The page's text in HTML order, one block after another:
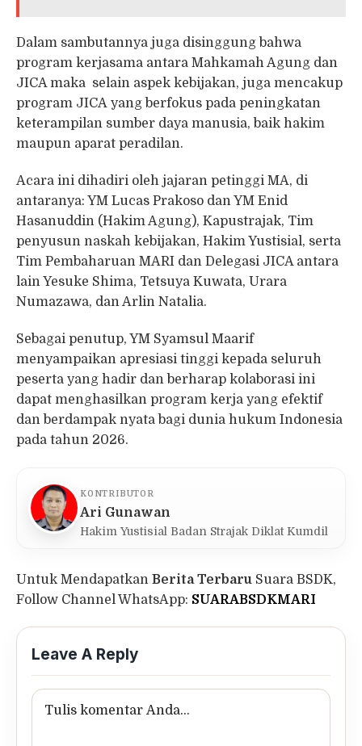
Dalam sambutannya juga disinggung bahwa
program kerjasama antara Mahkamah Agung dan
JICA maka selain aspek kebijakan, juga mencakup
program JICA yang berfokus pada peningkatan
keterampilan sumber daya manusia, baik hakim
maupun aparat peradilan.
Acara ini dihadiri oleh jajaran petinggi MA, di
antaranya: YM Lucas Prakoso dan YM Enid
Hasanuddin (Hakim Agung), Kapustrajak, Tim
penyusun naskah kebijakan, Hakim Yustisial, serta
Tim Pembaharuan MARI dan Delegasi JICA antara
lain Yesuke Shima, Tetsuya Kuwata, Urara
Numazawa, dan Arlin Natalia.
Sebagai penutup, YM Syamsul Maarif
menyampaikan apresiasi tinggi kepada seluruh
peserta yang hadir dan berharap kolaborasi ini
dapat menghasilkan program kerja yang efektif
dan berdampak nyata bagi dunia hukum Indonesia
pada tahun 2026.
KONTRIBUTOR
Ari Gunawan
Hakim Yustisial Badan Strajak Diklat Kumdil
Untuk Mendapatkan Berita Terbaru Suara BSDK,
Follow Channel WhatsApp: SUARABSDKMARI
Leave A Reply